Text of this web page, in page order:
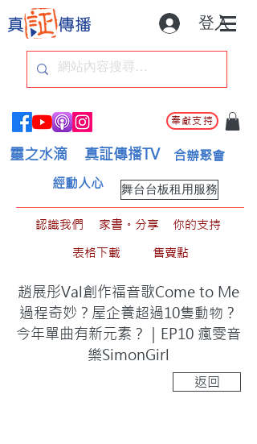
登入
奉獻支持
靈之水滴 真証傳播TV 合辦聚會
舞台台板租用服務
經動人心
認識我們 家書。分享
你的支持
表格下載
售賣點
趙展彤Val創作福音歌Come to Me
過程奇妙？屋企養超過10隻動物？
今年單曲有新元素？｜EP10 瘋雯音
樂SimonGirl
返回